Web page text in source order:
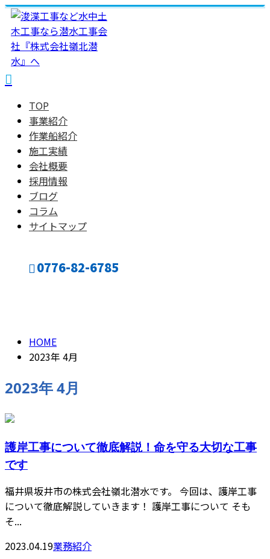
TOP
事業紹介
作業船紹介
施工実績
会社概要
採用情報
ブログ
コラム
サイトマップ
0776-82-6785
HOME
2023年 4月
2023年 4月
護岸工事について徹底解説！命を守る大切な工事
です
福井県坂井市の株式会社嶺北潜水です。 今回は、護岸工事
について徹底解説していきます！ 護岸工事について そも
そ...
2023.04.19業務紹介